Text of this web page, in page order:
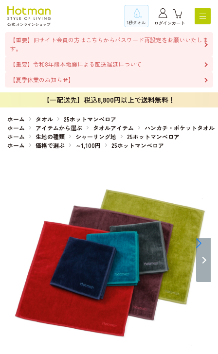
1秒タオル ログインカート
【重要】旧サイト会員の方はこちらからパスワード再設定をお願いいたしま
す。
【重要】令和8年熊本地震による配送遅延について
【夏季休業のお知らせ】
【一配送先】税込8,800円以上で送料無料！
ホーム タオル
25ホットマンベロア
ホーム
アイテムから選ぶ タオルアイテム
ハンカチ・ポケットタオル
ホーム
生地の種類 シャーリング地
25ホットマンベロア
ホーム
価格で選ぶ ～1,100円 25ホットマンベロア